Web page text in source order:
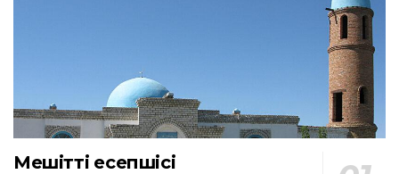
Мешіттің есепшісі